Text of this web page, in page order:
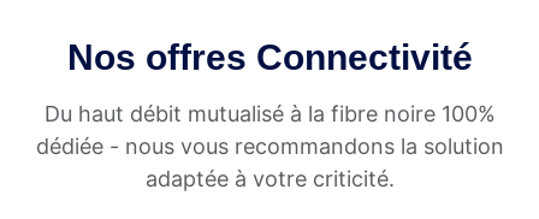
Nos offres Connectivité
Du haut débit mutualisé à la fibre noire 100%
dédiée - nous vous recommandons la solution
adaptée à votre criticité.